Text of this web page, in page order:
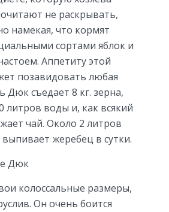
не раскрывать,
намекая, что кормят
сортами яблок и
Аппетиту этой
позавидовать любая
Дюк съедает 8 кг. зерна,
литров воды и, как всякий
чай. Около 2 литров
жеребец в сутки.
Дюк
колоссальные размеры,
Он очень боится